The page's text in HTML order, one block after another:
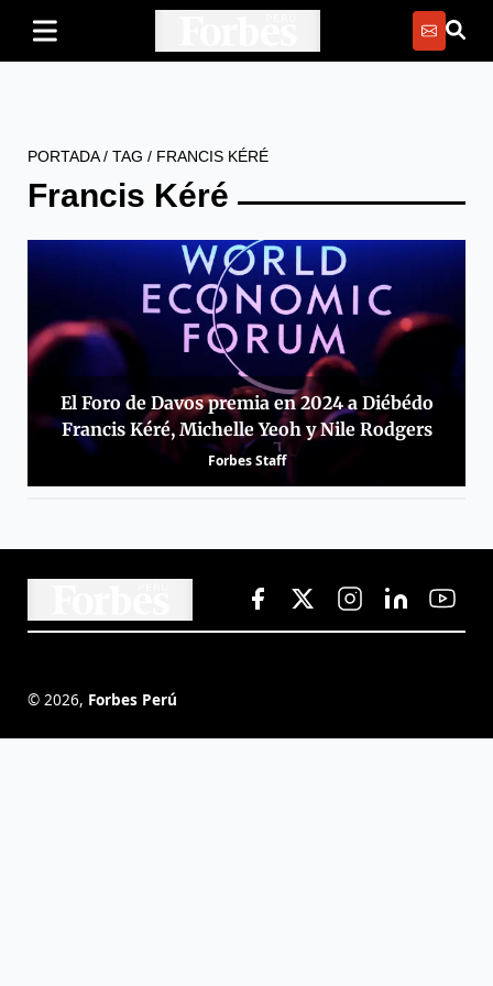
PORTADA/ TAG / FRANCIS KÉRÉ
Francis Kéré
El Foro de Davos premia en 2024 a Diébédo
Francis Kéré, Michelle Yeoh y Nile Rodgers
Forbes Staff
© 2026, Forbes Perú